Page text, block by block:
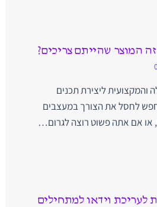
המוצר שהייתם צריכים?
והמקצועית ליצירת תכנים
לחסל את הצורך במעצבים
או אם אתה פשוט רוצה לגרום…